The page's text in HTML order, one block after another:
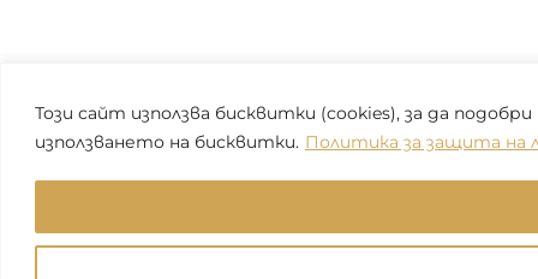
Този сайт използва бисквитки (cookies), за да
използването на бисквитки. Политика за защита на